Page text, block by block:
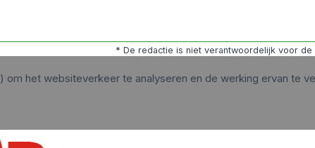
* De redactie is niet verantwoordelijk voor
) om het websiteverkeer te analyseren en de werking ervan te